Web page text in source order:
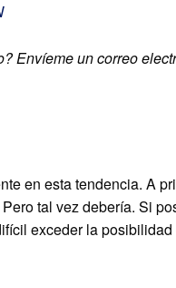
Envíeme un correo
en esta tendencia. A
tal vez debería. Si
exceder la